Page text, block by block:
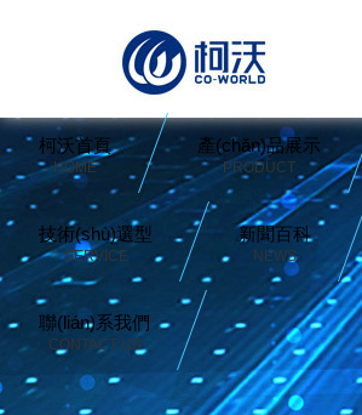
柯沃首頁
HOME
產(chǎn)品展示
PRODUCT
技術(shù)選型
SERVICE
新聞百科
NEWS
聯(lián)系我們
CONTACT US